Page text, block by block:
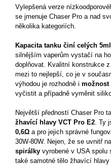
Vylepšená verze
se jmenuje Chaser Pro a nad
několika kategoriích.
Kapacita tanku činí celých 5ml
silnějším vaperům vystačí na
doplňovat. Kvalitní konstrukce
mezi to nejlepší, co je v
výhodou je rozhodně i možnost
vyčistit a případně vyměnit
Největší předností Chaser Pro
žhavící hlavy VCT Pro E2 . Ty
0,6Ω a pro jejich správné
30W-80W. Nejen, že se uvnitř
spirálky vyrobené v USA spolu
také samotné tělo žhavící